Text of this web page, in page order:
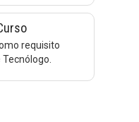
requisito